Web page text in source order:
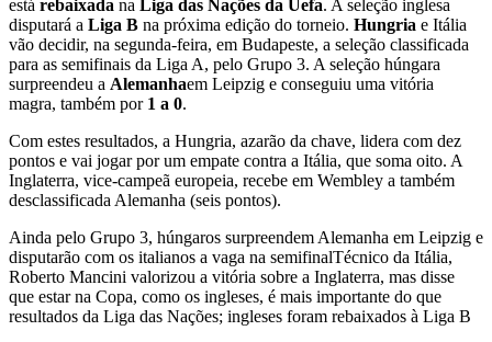
está rebaixada na Liga das Nações da Uefa. A seleção inglesa
disputará a Liga B na próxima edição do torneio. Hungria e Itália
vão decidir, na segunda-feira, em Budapeste, a seleção classificada
para as semifinais da Liga A, pelo Grupo 3. A seleção húngara
surpreendeu a Alemanhaem Leipzig e conseguiu uma vitória
magra, também por 1 a 0.
Com estes resultados, a Hungria, azarão da chave, lidera com dez
pontos e vai jogar por um empate contra a Itália, que soma oito. A
Inglaterra, vice-campeã europeia, recebe em Wembley a também
desclassificada Alemanha (seis pontos).
Ainda pelo Grupo 3, húngaros surpreendem Alemanha em Leipzig e
disputarão com os italianos a vaga na semifinalTécnico da Itália,
Roberto Mancini valorizou a vitória sobre a Inglaterra, mas disse
que estar na Copa, como os ingleses, é mais importante do que
resultados da Liga das Nações; ingleses foram rebaixados à Liga B